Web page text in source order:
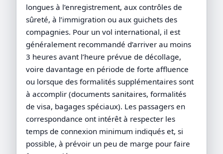
longues à l’enregistrement, aux contrôles de
sûreté, à l’immigration ou aux guichets des
compagnies. Pour un vol international, il est
généralement recommandé d’arriver au moins
3 heures avant l’heure prévue de décollage,
voire davantage en période de forte affluence
ou lorsque des formalités supplémentaires sont
à accomplir (documents sanitaires, formalités
de visa, bagages spéciaux). Les passagers en
correspondance ont intérêt à respecter les
temps de connexion minimum indiqués et, si
possible, à prévoir un peu de marge pour faire